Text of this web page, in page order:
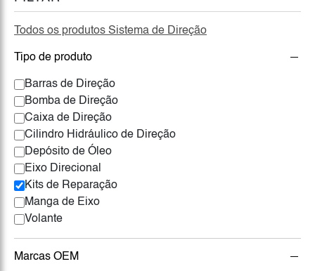
Todos os produtos Sistema de Direção
Tipo de produto
Barras de Direção
Bomba de Direção
Caixa de Direção
Cilindro Hidráulico de Direção
Depósito de Óleo
Eixo Direcional
Kits de Reparação
Manga de Eixo
Volante
Marcas OEM